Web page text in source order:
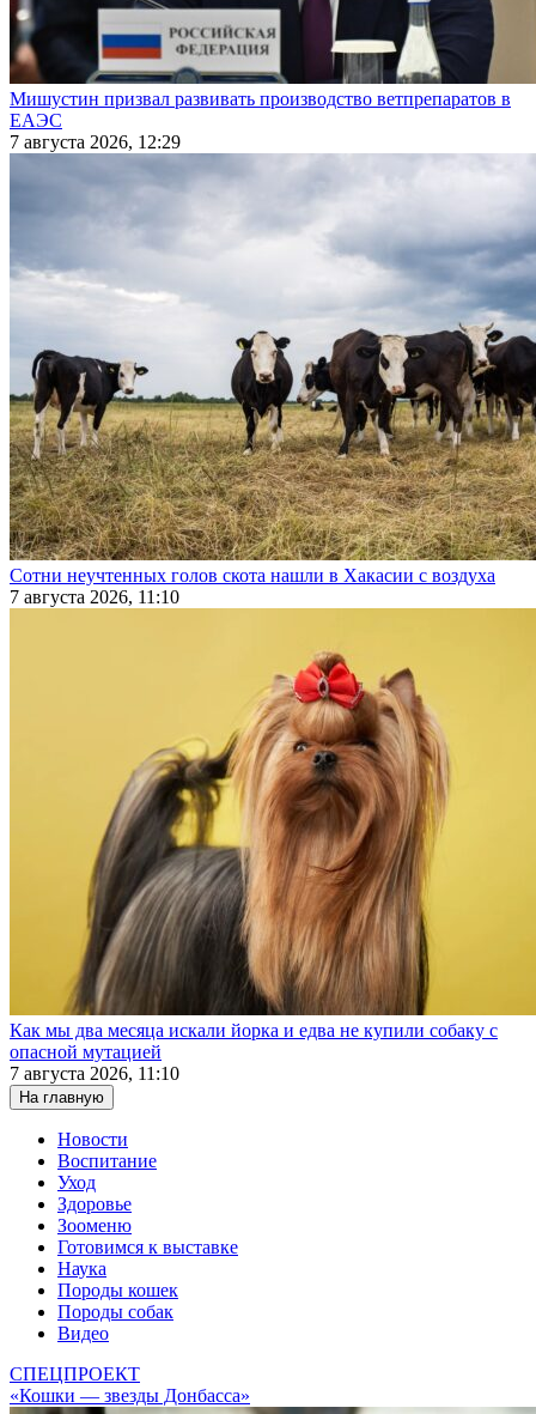
Мишустин призвал развивать производство ветпрепаратов в
ЕАЭС
7 августа 2026, 12:29
Сотни неучтенных голов скота нашли в Хакасии с воздуха
7 августа 2026, 11:10
Как мы два месяца искали йорка и едва не купили собаку с
опасной мутацией
7 августа 2026, 11:10
На главную
Новости
Воспитание
Уход
Здоровье
Зооменю
Готовимся к выставке
Наука
Породы кошек
Породы собак
Видео
СПЕЦПРОЕКТ
«Кошки — звезды Донбасса»